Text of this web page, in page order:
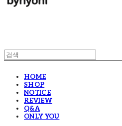
HOME
SHOP
NOTICE
REVIEW
Q&A
ONLY YOU